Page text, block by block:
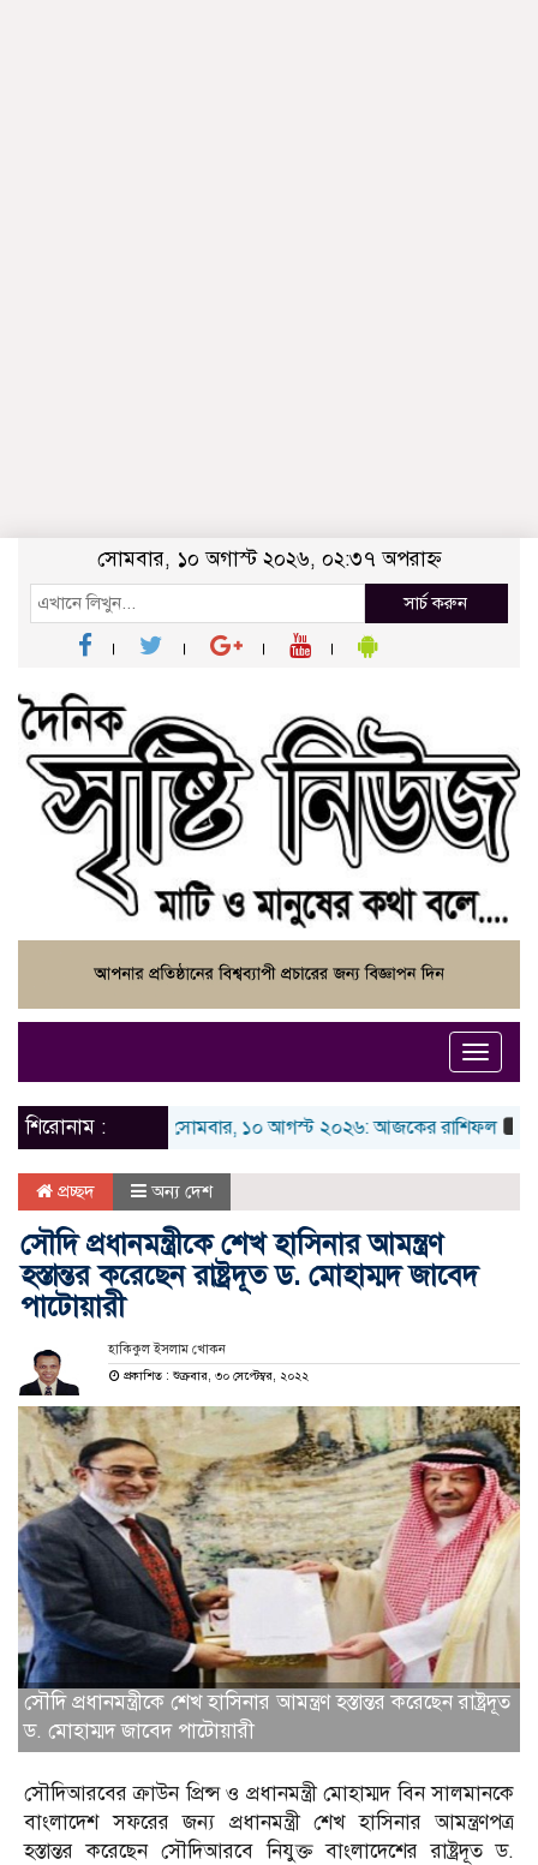
সোমবার, ১০ অগাস্ট ২০২৬, ০২:৩৭ অপরাহ্ন
সার্চ করুন
Toggle
শিরোনাম :আজ সোমবার, ১০ আগস্ট ২০২৬: আজকের রাশিফল ১০
প্রচ্ছদ অন্য দেশ
সৌদি প্রধানমন্ত্রীকে শেখ হাসিনার আমন্ত্রণ
হস্তান্তর করেছেন রাষ্ট্রদূত ড. মোহাম্মদ জাবেদ
পাটোয়ারী
হাকিকুল ইসলাম খোকন
প্রকাশিত : শুক্রবার, ৩০ সেপ্টেম্বর, ২০২২
সৌদি প্রধানমন্ত্রীকে শেখ হাসিনার আমন্ত্রণ হস্তান্তর করেছেন রাষ্ট্রদূত
ড. মোহাম্মদ জাবেদ পাটোয়ারী
সৌদিআরবের ক্রাউন প্রিন্স ও প্রধানমন্ত্রী মোহাম্মদ বিন সালমানকে
বাংলাদেশ সফরের জন্য প্রধানমন্ত্রী শেখ হাসিনার আমন্ত্রণপত্র
হস্তান্তর করেছেন সৌদিআরবে নিযুক্ত বাংলাদেশের রাষ্ট্রদূত ড.